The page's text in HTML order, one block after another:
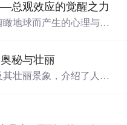
衰历程。
总观效应的觉醒之力
地球而产生的心理与认
人类以更包容、长远的
奥秘与壮丽
壮丽景象，介绍了人类